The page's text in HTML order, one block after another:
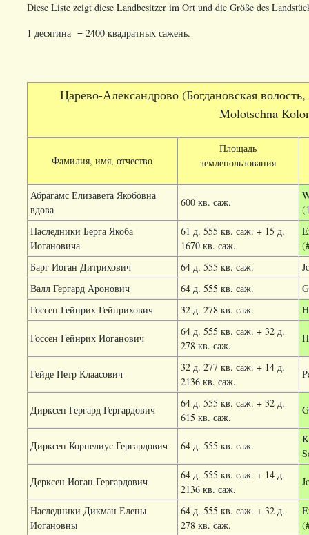
Diese Liste zeigt diese Landbesitzer im Ort und die Größe des
1 десятина = 2400 квадратных сажень.
Царево-Александрово (Богдановская
Molotschna
Фамилия, имя, отчество
Площадь
землепользования
Абрагамс Елизавета Якобовна
вдова
600 кв. саж.
Наследники Берга Якоба
Иогановича
61 д. 555 кв. саж. + 15 д.
1670 кв. саж.
Барг Иоган Дитрихович
64 д. 555 кв. саж.
Валл Гергард Аронович
64 д. 555 кв. саж.
Госсен Гейнрих Гейнрихович
32 д. 278 кв. саж.
Госсен Гейнрих Иоганович
64 д. 555 кв. саж. + 32 д.
278 кв. саж.
Гейде Петр Клаасович
32 д. 277 кв. саж. + 14 д.
2136 кв. саж.
Дирксен Гергард Гергардович
64 д. 555 кв. саж. + 32 д.
615 кв. саж.
Дирксен Корнелиус Гергардович 64 д. 555 кв. саж.
Дерксен Иоган Гергардович
64 д. 555 кв. саж. + 14 д.
2136 кв. саж.
Наследники Дикман Елены
Иогановны
64 д. 555 кв. саж. + 32 д.
278 кв. саж.